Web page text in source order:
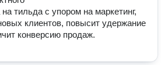
на тильда с упором на маркетинг,
клиентов, повысит удержание
конверсию продаж.